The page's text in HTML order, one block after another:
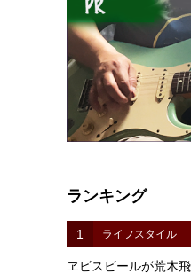
ランキング
1 ライフスタイル
ヱビスビールが荒木